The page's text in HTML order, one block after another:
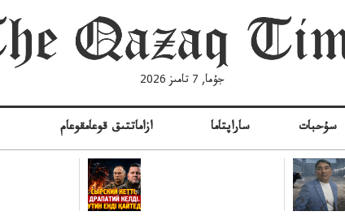
جۇما, 7 تامىز 2026
ازاماتتىق قوعامقوعام ساراپتاما سۇحبات